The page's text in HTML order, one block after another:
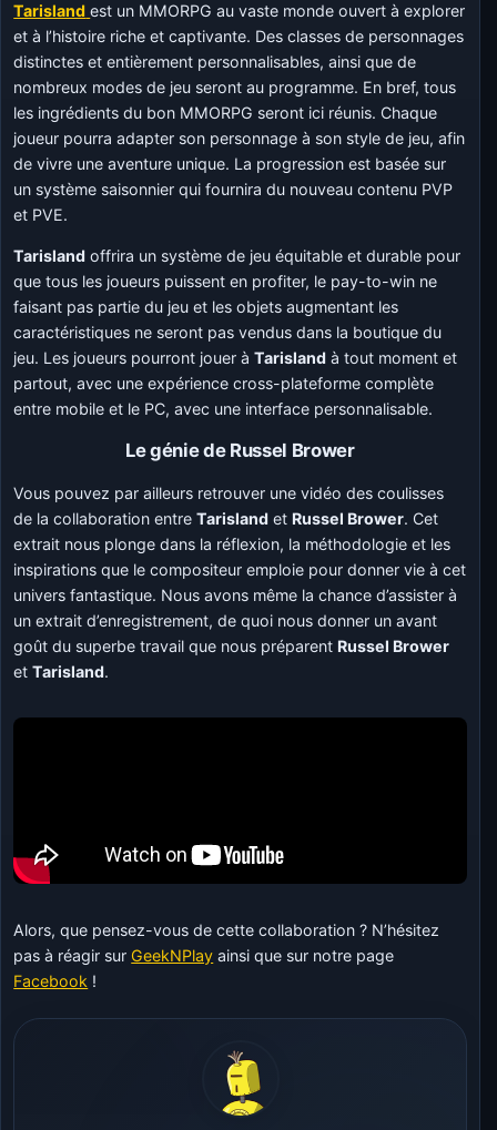
Tarisland est un MMORPG au vaste monde ouvert à explorer
et à l’histoire riche et captivante. Des classes de personnages
distinctes et entièrement personnalisables, ainsi que de
nombreux modes de jeu seront au programme. En bref, tous
les ingrédients du bon MMORPG seront ici réunis. Chaque
joueur pourra adapter son personnage à son style de jeu, afin
de vivre une aventure unique. La progression est basée sur
un système saisonnier qui fournira du nouveau contenu PVP
et PVE.
Tarisland offrira un système de jeu équitable et durable pour
que tous les joueurs puissent en profiter, le pay-to-win ne
faisant pas partie du jeu et les objets augmentant les
caractéristiques ne seront pas vendus dans la boutique du
jeu. Les joueurs pourront jouer àTarisland à tout moment et
partout, avec une expérience cross-plateforme complète
entre mobile et le PC, avec une interface personnalisable.
Le génie de Russel Brower
Vous pouvez par ailleurs retrouver une vidéo des coulisses
de la collaboration entreTarisland et Russel Brower. Cet
extrait nous plonge dans la réflexion, la méthodologie et les
inspirations que le compositeur emploie pour donner vie à cet
univers fantastique. Nous avons même la chance d’assister à
un extrait d’enregistrement, de quoi nous donner un avant
goût du superbe travail que nous préparent Russel Brower
etTarisland.
Alors, que pensez-vous de cette collaboration ? N’hésitez
pas à réagir surGeekNPlay ainsi que sur notre page
Facebook !